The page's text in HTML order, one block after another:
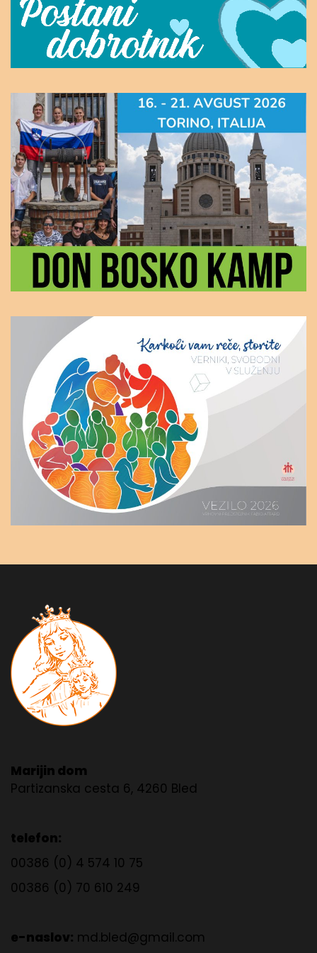
Marijin dom
Partizanska cesta 6, 4260 Bled
telefon:
00386 (0) 4 574 10 75
00386 (0) 70 610 249
e-naslov: md.bled@gmail.com